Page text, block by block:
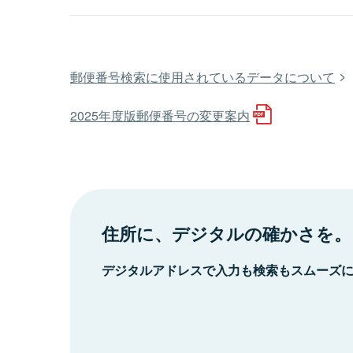
郵便番号検索に使用されているデータについて
2025年度版郵便番号の変更案内
住所に、デジタルの確かさを。
デジタルアドレスで入力も検索もスムーズ